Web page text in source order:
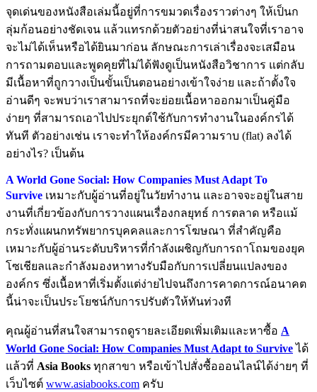
จุดเด่นของหนังสือเล่มนี้อยู่ที่การขมวดเรื่องราวต่างๆ ให้เป็นก
ลุ่มก้อนอย่างชัดเจน แล้วแทรกด้วยตัวอย่างที่น่าสนใจที่เราอาจ
จะไม่ได้เห็นหรือได้ยินมาก่อน ลักษณะการเล่าเรื่องจะเสมือน
การถามตอบและพูดคุยที่ไม่ได้ฟังดูเป็นหนังสือวิชาการ แต่กลับ
มีเนื้อหาที่ถูกวางเป็นขั้นเป็นตอนอย่างเข้าใจง่าย และถ้าตั้งใจ
อ่านดีๆ จะพบว่าเราสามารถที่จะย่อยเนื้อหาออกมาเป็นคู่มือ
ง่ายๆ ที่สามารถเอาไปประยุกต์ใช้กับการทำงานในองค์กรได้
ทันที ตัวอย่างเช่น เราจะทำให้องค์กรมีความราบ (flat) ลงได้
อย่างไร? เป็นต้น
A World Gone Social: How Companies Must Adapt To
Survive เหมาะกับผู้อ่านที่อยู่ในวัยทำงาน และอาจจะอยู่ในสาย
งานที่เกี่ยวข้องกับการวางแผนเรื่องกลยุทธ์ การตลาด หรือแม้
กระทั่งแผนกทรัพยากรบุคคลและการโฆษณา ที่สำคัญคือ
เหมาะกับผู้อ่านระดับบริหารที่กำลังเผชิญกับการถาโถมของยุค
โซเชียลและกำลังมองหาทางรับมือกับการเปลี่ยนแปลงของ
องค์กร ซึ่งเนื้อหาที่เริ่มตั้งแต่ง่ายไปจนถึงการคาดการณ์อนาคต
นี้น่าจะเป็นประโยชน์กับการปรับตัวให้ทันท่วงที
คุณผู้อ่านที่สนใจสามารถดูรายละเอียดเพิ่มเติมและหาซื้อ A
World Gone Social: How Companies Must Adapt to Surviveได้
แล้วที่ Asia Books ทุกสาขา หรือเข้าไปสั่งซื้อออนไลน์ได้ง่ายๆ ที่
เว็บไซต์ www.asiabooks.com ครับ